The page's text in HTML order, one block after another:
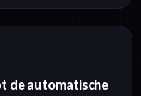
de automatische